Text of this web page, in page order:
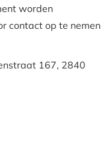
worden
contact op te nemen
167, 2840